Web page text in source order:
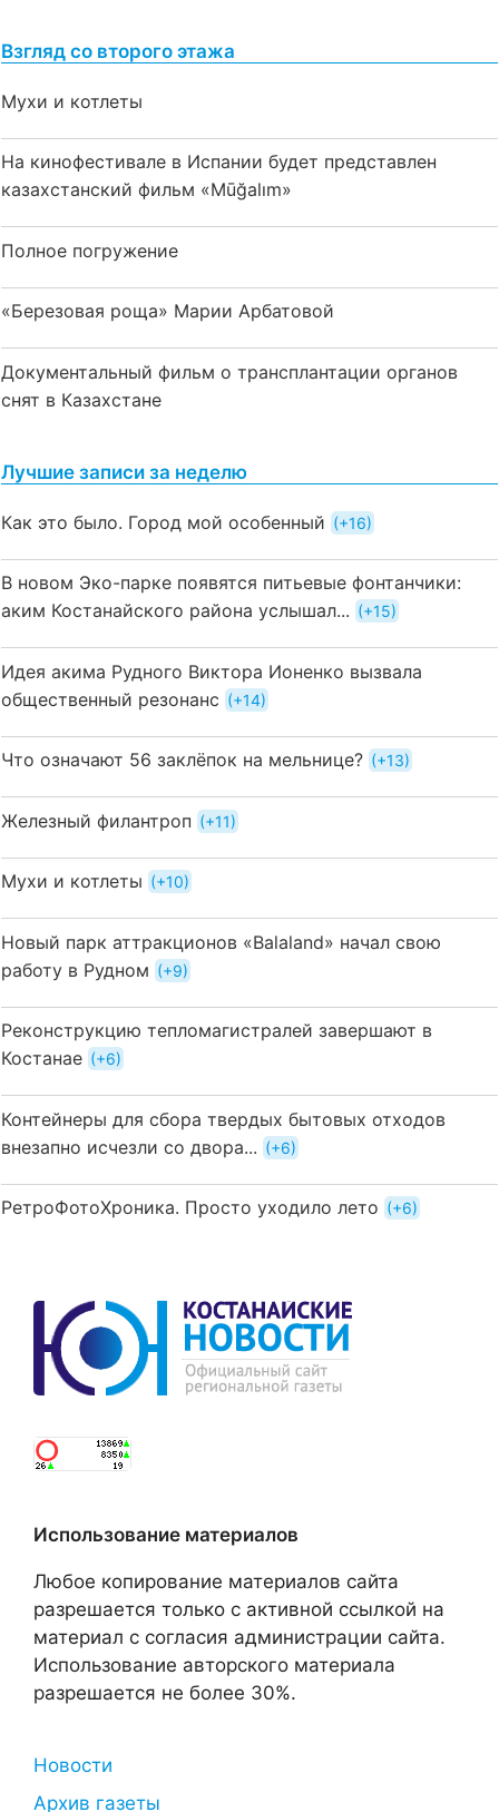
Взгляд со второго этажа
Мухи и котлеты
На кинофестивале в Испании будет представлен
казахстанский фильм «Mūğalım»
Полное погружение
«Березовая роща» Марии Арбатовой
Документальный фильм о трансплантации органов
снят в Казахстане
Лучшие записи за неделю
Как это было. Город мой особенный +16
В новом Эко-парке появятся питьевые фонтанчики:
аким Костанайского района услышал...
+15
Идея акима Рудного Виктора Ионенко вызвала
общественный резонанс
+14
Что означают 56 заклёпок на мельнице? +13
Железный филантроп +11
Мухи и котлеты +10
Новый парк аттракционов «Balaland» начал свою
работу в Рудном
+9
Реконструкцию тепломагистралей завершают в
Костанае
+6
Контейнеры для сбора твердых бытовых отходов
внезапно исчезли со двора...
+6
РетроФотоХроника. Просто уходило лето +6
Использование материалов
Любое копирование материалов сайта
разрешается только с активной ссылкой на
материал с согласия администрации сайта.
Использование авторского материала
разрешается не более 30%.
Новости
Архив газеты